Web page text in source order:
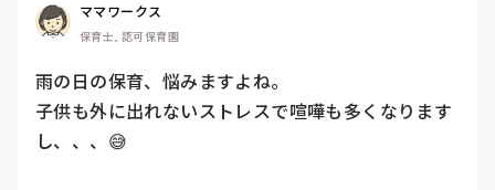
ママワークス
保育士, 認可保育園
雨の日の保育、悩みますよね。
子供も外に出れないストレスで喧嘩も多くなります
し、、、😅